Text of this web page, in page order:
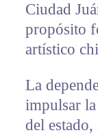
Ciudad
propósito
artístico
La
impulsar
del